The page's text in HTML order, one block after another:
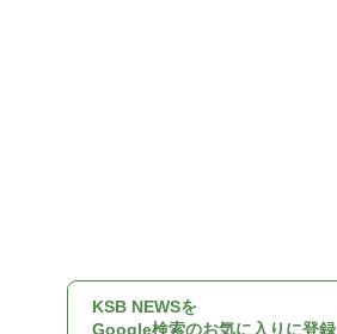
KSB NEWSを
Google検索のお気に入りに登録